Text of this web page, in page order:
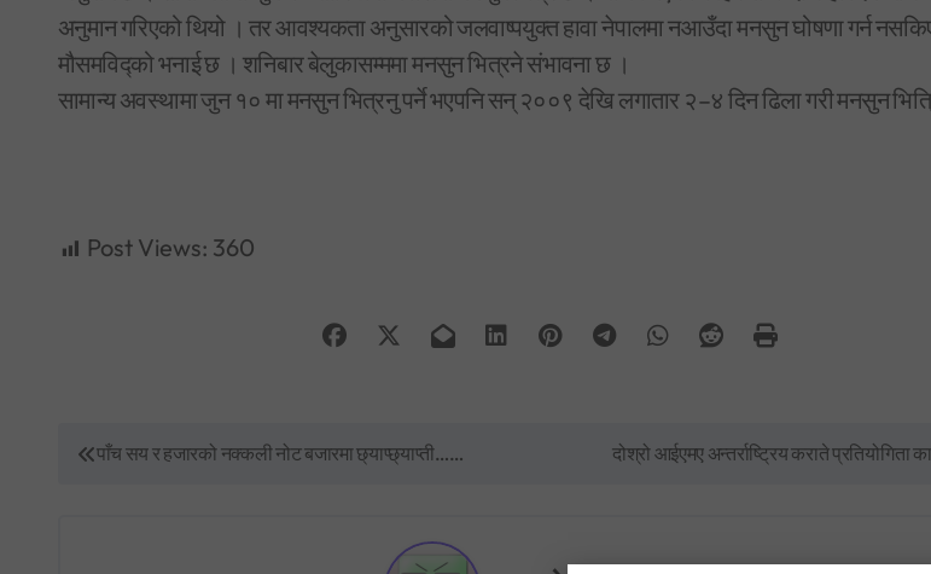
अनुमान गरिएको थियो । तर आवश्यकता अनुसारको जलवाष्पयुक्त हावा नेपालमा नआउँदा मनसुन घोषणा गर्न
मौसमविद्को भनाई छ । शनिबार बेलुकासम्ममा मनसुन भित्रने संभावना छ ।
सामान्य अवस्थामा जुन १० मा मनसुन भित्रनु पर्ने भएपनि सन् २००९ देखि लगातार २–४ दिन ढिला गरी मनसुन
Post Views: 360
P
पाँच सय र हजारको नक्कली नोट बजारमा छ्याप्छ्याप्ती…… दोश्रो आईएमए अन्तर्राष्ट्रिय कराते प्रतियोगिता